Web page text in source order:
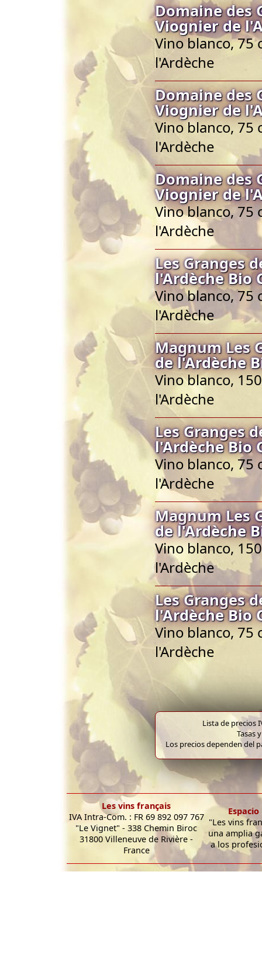
Domaine des
Viognier de
Vino blanco, 75
l'Ardèche
Domaine des
Viognier de
Vino blanco, 75
l'Ardèche
Domaine des
Viognier de
Vino blanco, 75
l'Ardèche
Les Granges
l'Ardèche Bio
Vino blanco, 75
l'Ardèche
Magnum Les
de l'Ardèche
Vino blanco,
l'Ardèche
Les Granges
l'Ardèche Bio
Vino blanco, 75
l'Ardèche
Magnum Les
de l'Ardèche
Vino blanco,
l'Ardèche
Les Granges
l'Ardèche Bio
Vino blanco, 75
l'Ardèche
Lista de precios
Tasas
Los precios dependen del
Les vins français
IVA Intra-Com. : FR 69 892 097 767
"Le Vignet" - 338 Chemin Biroc
31800 Villeneuve de Rivière -
France
"Les vins
una amplia
a los